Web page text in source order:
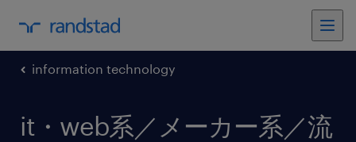
information technology
it・web系／メーカー系／流